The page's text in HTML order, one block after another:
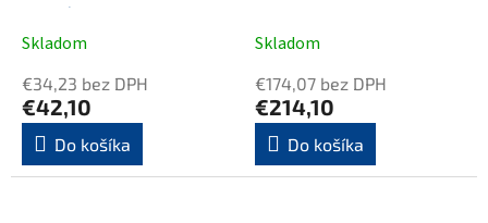
matná
Skladom
€34,23 bez DPH
€42,10
Do košíka
Skladom
€174,07 bez DPH
€214,10
Do košíka